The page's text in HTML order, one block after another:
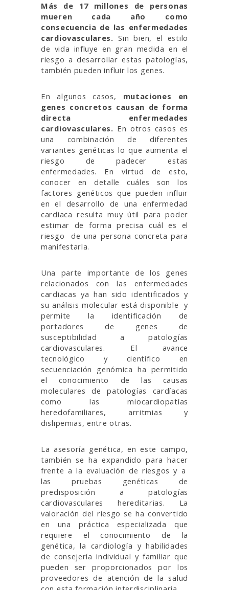
Más de 17 millones de personas
mueren cada año como
consecuencia de las enfermedades
cardiovasculares. Sin bien, el estilo
de vida influye en gran medida en el
riesgo a desarrollar estas patologías,
también pueden influir los genes.
En algunos casos, mutaciones en
genes concretos causan de forma
directa enfermedades
cardiovasculares. En otros casos es
una combinación de diferentes
variantes genéticas lo que aumenta el
riesgo de padecer estas
enfermedades. En virtud de esto,
conocer en detalle cuáles son los
factores genéticos que pueden influir
en el desarrollo de una enfermedad
cardiaca resulta muy útil para poder
estimar de forma precisa cuál es el
riesgo de una persona concreta para
manifestarla.
Una parte importante de los genes
relacionados con las enfermedades
cardiacas ya han sido identificados y
su análisis molecular está disponible
y
permite la identificación de
portadores de genes de
susceptibilidad a patologías
cardiovasculares. El avance
tecnológico y científico en
secuenciación genómica ha permitido
el conocimiento de las causas
moleculares de patologías cardíacas
como las miocardiopatías
heredofamiliares, arritmias y
dislipemias, entre otras.
La asesoría genética, en este campo,
también se ha expandido para hacer
frente a la evaluación de riesgos y a
las pruebas genéticas de
predisposición a patologías
cardiovasculares hereditarias. La
valoración del riesgo se ha convertido
en una práctica especializada que
requiere el conocimiento de la
genética, la cardiología y habilidades
de consejería individual y familiar que
pueden ser proporcionados por los
proveedores de atención de la salud